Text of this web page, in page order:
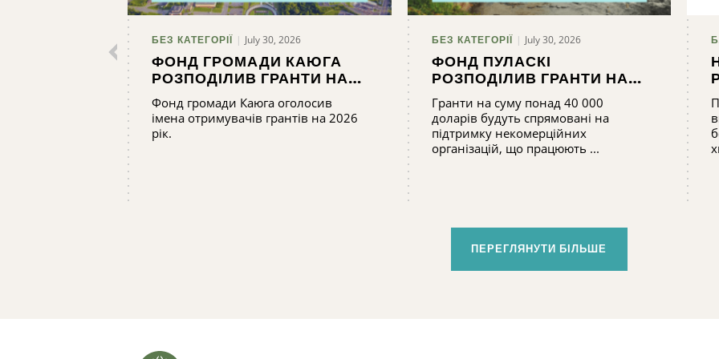
БЕЗ КАТЕГОРІЇ July 30, 2026
ФОНД ГРОМАДИ КАЮГА
РОЗПОДІЛИВ ГРАНТИ НА
СУМУ ПОНАД 165 000
ДОЛАРІВ
Фонд громади Каюга оголосив
імена отримувачів грантів на 2026
рік.
БЕЗ КАТЕГОРІЇ July 30, 2026
ФОНД ПУЛАСКІ
РОЗПОДІЛИВ ГРАНТИ НА
СУМУ 41 220 ДОЛАРІВ
Гранти на суму понад 40 000
доларів будуть спрямовані на
підтримку некомерційних
організацій, що працюють ...
ПЕРЕГЛЯНУТИ БІЛЬШЕ